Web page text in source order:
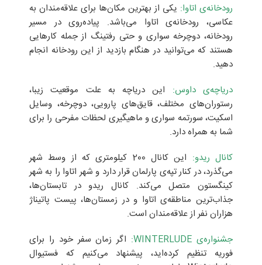
رودخانه‌ی اتاوا: یکی از بهترین مکان‌ها برای علاقه‌مندان به
عکاسی، رودخانه‌ی اتاوا می‌باشد. پیاده‌روی در مسیر
رودخانه، دوچرخه سواری و حتی رفتینگ از جمله کارهایی
هستند که می‌توانید در هنگام بازدید از این رودخانه انجام
دهید.
دریاچه‌ی داوس: این دریاچه به علت موقعیت زیبا،
رستوران‌های مختلف، قایق‌های پارویی، دوچرخه، وسایل
اسکیت، سورتمه سواری و ماهیگیری لحظات مفرحی را برای
شما به همراه دارد.
کانال ریدو:
این کانال 200 کیلومتری که از وسط شهر
می‌گذرد، در کنار تپه‌ی پارلمان قرار دارد و شهر اتاوا را به شهر
کینگستون متصل می‌کند. کانال ریدو در تابستان‌ها،
جذاب‌ترین مناطقه‌ی اتاوا و در زمستان‌ها، پیست پاتیناژ
هزاران نفر از علاقه‌مندان است.
جشنواره‌ی WINTERLUDE:
اگر زمان سفر خود را برای
فوریه تنظیم کرده‌اید، پیشنهاد می‌کنیم که فستیوال